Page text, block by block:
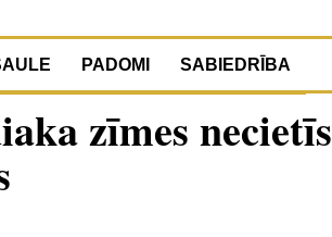
PADOMI SABIEDRĪBA
zīmes necietīs